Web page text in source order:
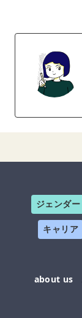
ジェンダー
キャリア
about us